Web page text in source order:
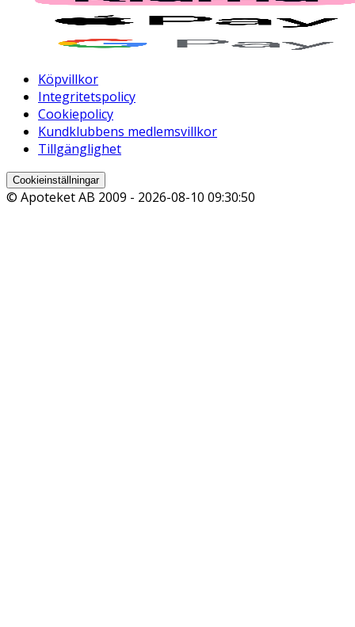
Köpvillkor
Integritetspolicy
Cookiepolicy
Kundklubbens medlemsvillkor
Tillgänglighet
Cookieinställningar
© Apoteket AB 2009 - 2026-08-10 09:30:50